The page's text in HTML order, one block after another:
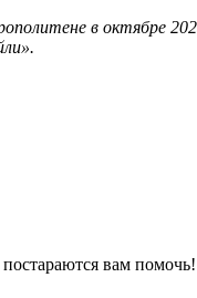
в октябре
вам помочь!